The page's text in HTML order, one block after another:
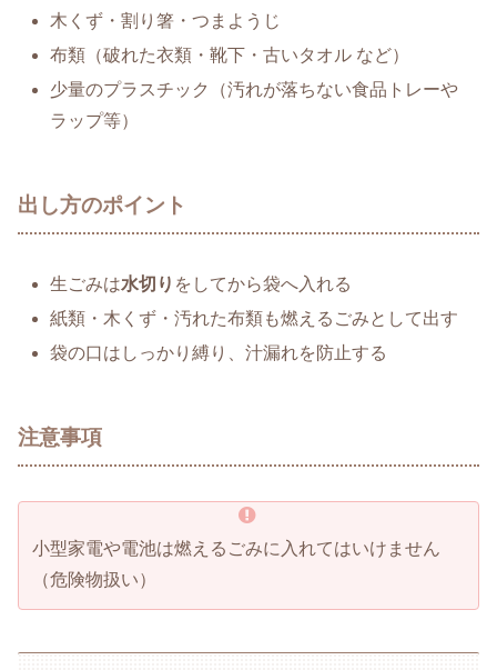
木くず・割り箸・つまようじ
布類（破れた衣類・靴下・古いタオル など）
少量のプラスチック（汚れが落ちない食品トレーや
ラップ等）
出し方のポイント
生ごみは水切り をしてから袋へ入れる
紙類・木くず・汚れた布類も燃えるごみとして出す
袋の口はしっかり縛り、汁漏れを防止する
注意事項
小型家電や電池は燃えるごみに入れてはいけません
（危険物扱い）